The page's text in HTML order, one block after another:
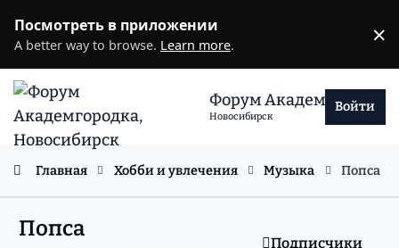
Посмотреть в приложении
A better way to browse. Learn more. ×
Форум Академгородка
Новосибирск
Войти
Главная Хобби и увлечения Музыка Попса
Попса
Подписчики